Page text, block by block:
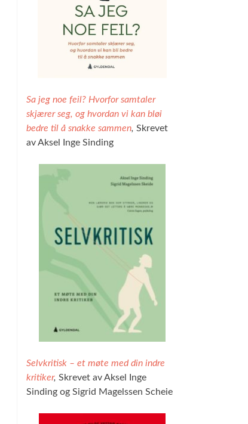
Sa jeg noe feil? Hvorfor samtaler
skjærer seg, og hvordan vi kan bløi
bedre til å snakke sammen, Skrevet
av Aksel Inge Sinding
Selvkritisk – et møte med din indre
kritiker, Skrevet av Aksel Inge
Sinding og Sigrid Magelssen Scheie